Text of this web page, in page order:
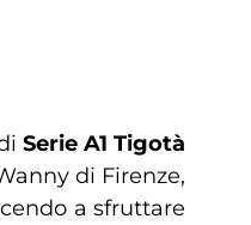
Serie A1 Tigotà
di Firenze,
a sfruttare